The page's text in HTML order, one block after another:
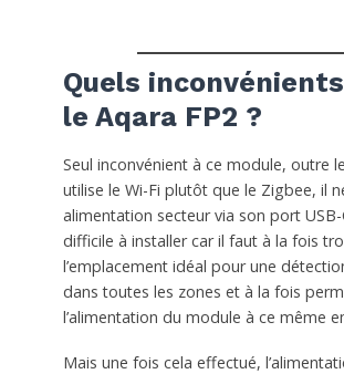
Quels
le Aqara FP2 ?
Seul inconvénient à ce module, outre
utilise le Wi-Fi plutôt que le Zigbee, il
alimentation secteur via son port USB-
difficile à installer car il faut à la fois
l’emplacement idéal pour une
dans toutes les zones et à la fois
l’alimentation du module à ce même
Mais une fois cela effectué,